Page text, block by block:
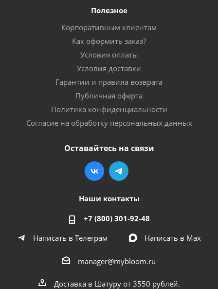
Полезное
Корпоративным клиентам
Как оформить заказ?
Условия оплаты
Условия доставки
Гарантии и правила возврата
Публичная оферта
Политика конфиденциальности
Согласие на обработку персональных данных
Оставайтесь на связи
Наши контакты
+7 (800) 301-92-48
Написать в Телеграм
Написать в Мах
manager@mybloom.ru
Доставка в Шатуру от 3550 рублей.